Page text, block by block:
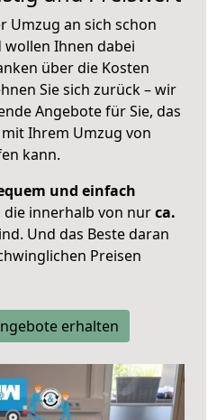
Umzug an sich schon
Ihnen dabei
über die Kosten
Sie sich zurück – wir
Angebote für Sie, das
mit Ihrem Umzug von
kann.
und einfach
die innerhalb von nurca.
Und das Beste daran
Preisen
erhalten